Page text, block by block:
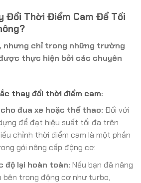
Đổi Thời Điểm Cam Để Tối
nhưng chỉ trong những trường
thực hiện bởi các chuyên
thay đổi thời điểm cam:
đua xe hoặc thể thao: Đối với
để đạt hiệu suất tối đa trên
chỉnh thời điểm cam là một phần
gói nâng cấp động cơ.
độ lại hoàn toàn: Nếu bạn đã nâng
bên trong động cơ như turbo,